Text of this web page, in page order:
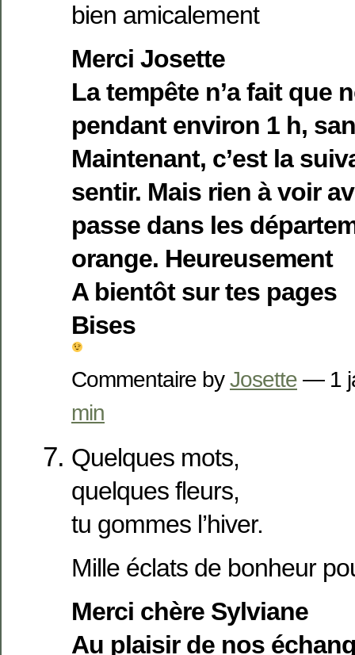
bien amicalement
Merci Josette
La tempête n’a fait que
pendant environ 1 h,
Maintenant, c’est la
sentir. Mais rien à voir
passe dans les
orange. Heureusement
A bientôt sur tes pages
Bises
Commentaire byJosette — 1
min
Quelques mots,
quelques fleurs,
tu gommes l’hiver.
Mille éclats de bonheur
Merci chère Sylviane
Au plaisir de nos